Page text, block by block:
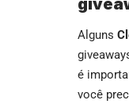
Alguns
é
você